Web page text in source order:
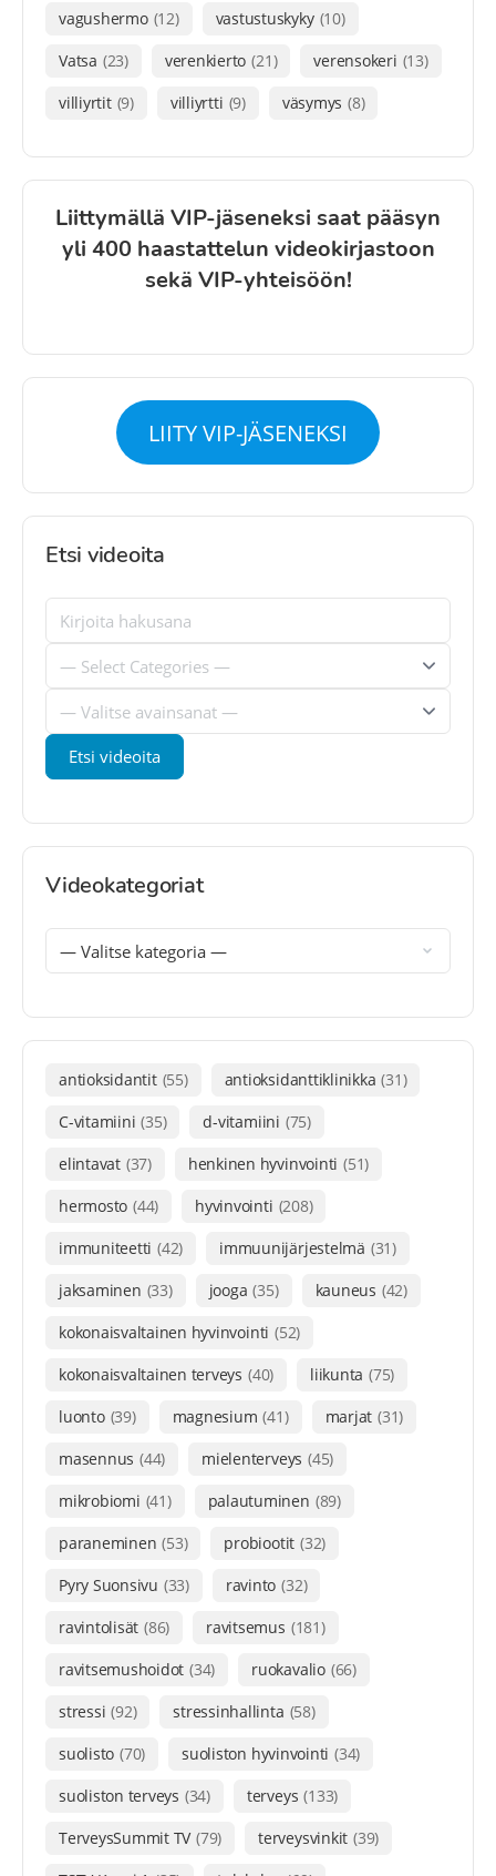
vagushermo (12) vastustuskyky (10)
Vatsa (23) verenkierto (21) verensokeri (13)
villiyrtit (9) villiyrtti (9) väsymys (8)
Liittymällä VIP-jäseneksi saat pääsyn
yli 400 haastattelun videokirjastoon
sekä VIP-yhteisöön!
LIITY VIP-JÄSENEKSI
Etsi videoita
Videokategoriat
antioksidantit (55) antioksidanttiklinikka (31)
C-vitamiini (35) d-vitamiini (75)
elintavat (37) henkinen hyvinvointi (51)
hermosto (44) hyvinvointi (208)
immuniteetti (42) immuunijärjestelmä (31)
jaksaminen (33) jooga (35) kauneus (42)
kokonaisvaltainen hyvinvointi (52)
kokonaisvaltainen terveys (40) liikunta (75)
luonto (39) magnesium (41) marjat (31)
masennus (44) mielenterveys (45)
mikrobiomi (41) palautuminen (89)
paraneminen (53) probiootit (32)
Pyry Suonsivu (33) ravinto (32)
ravintolisät (86) ravitsemus (181)
ravitsemushoidot (34) ruokavalio (66)
stressi (92) stressinhallinta (58)
suolisto (70) suoliston hyvinvointi (34)
suoliston terveys (34) terveys (133)
TerveysSummit TV (79) terveysvinkit (39)